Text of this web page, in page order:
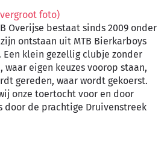
Overijse bestaat sinds 2009 onder
ontstaan uit MTB Bierkarboys
klein gezellig clubje zonder
eigen keuzes voorop staan,
gereden, waar wordt gekoerst.
onze toertocht voor en door
door de prachtige Druivenstreek